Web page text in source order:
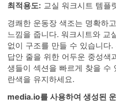
최적용도: 교실 워크시트 템플
경쾌한 운동장 색조는 명확하
느낌을 줍니다. 워크시트와 교
없이 구조를 만들 수 있습니다
답안 줄을 위한 어두운 중성색
생들이 섹션을 빠르게 찾을 수
란색을 유지하세요.
media.io를 사용하여 생성된